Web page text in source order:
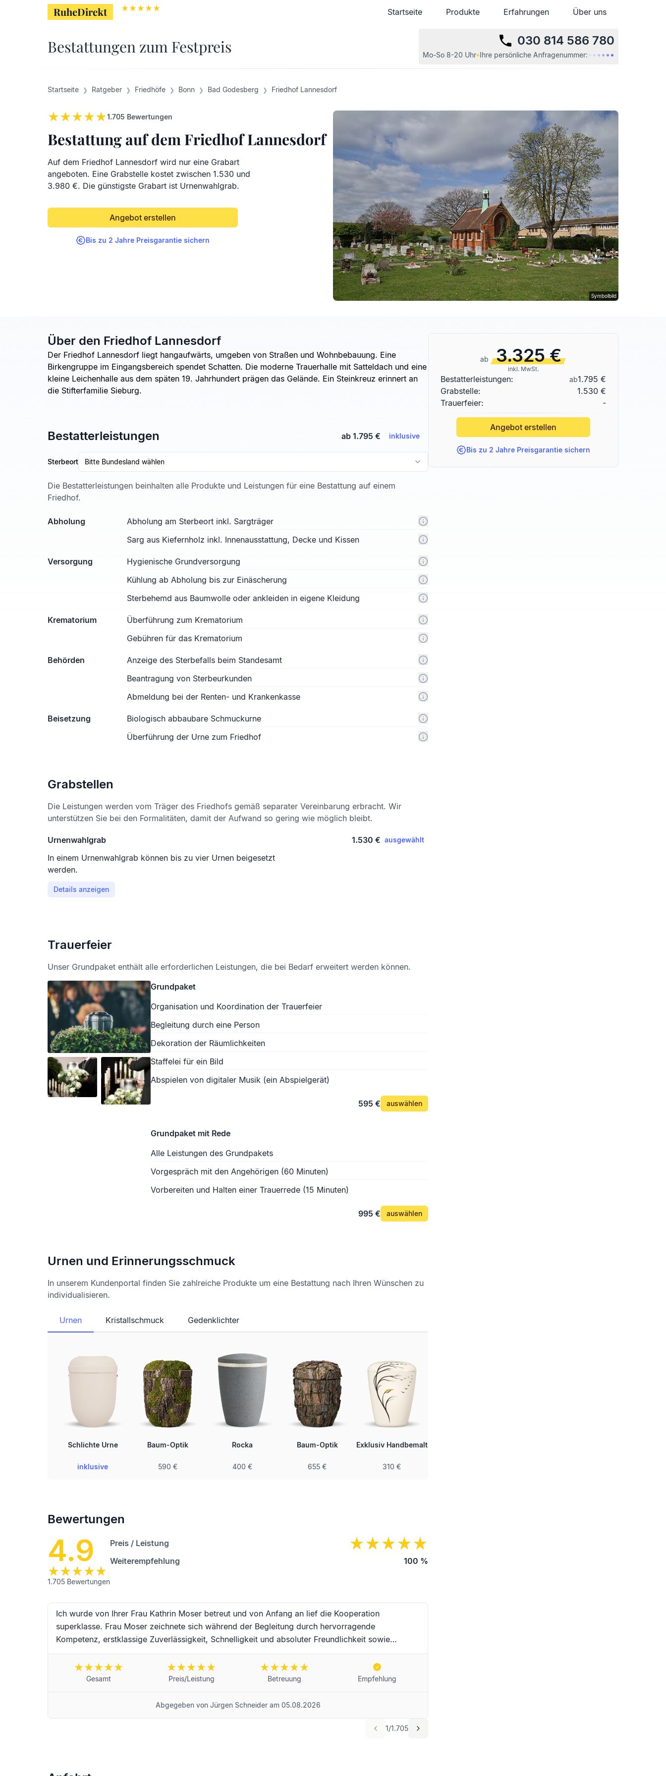
RuheDirekt Startseite Produkte Erfahrungen Über uns
Bestattungen zum Festpreis 030 814 586 780
Mo-So 8-20 Uhr•Ihre persönliche Anfragenummer: • • • • •
RuheDirekt Startseite Produkte Erfahrungen Über uns
Startseite Ratgeber Friedhöfe Bonn Bad Godesberg Friedhof Lannesdorf
1.705 Bewertungen
Bestattung auf dem Friedhof Lannesdorf
Auf dem Friedhof Lannesdorf wird nur eine Grabart
angeboten. Eine Grabstelle kostet zwischen 1.530 und
3.980 €. Die günstigste Grabart ist Urnenwahlgrab.
Angebot erstellen
Bis zu 2 Jahre Preisgarantie sichern
Symbolbild
Über den Friedhof Lannesdorf
Der Friedhof Lannesdorf liegt hangaufwärts, umgeben von Straßen und Wohnbebauung. Eine
Birkengruppe im Eingangsbereich spendet Schatten. Die moderne Trauerhalle mit Satteldach und eine
kleine Leichenhalle aus dem späten 19. Jahrhundert prägen das Gelände. Ein Steinkreuz erinnert an
die Stifterfamilie Sieburg.
Bestatterleistungen ab 1.795 € inklusive
Sterbeort Bitte Bundesland wählen
Die Bestatterleistungen beinhalten alle Produkte und Leistungen für eine Bestattung auf einem
Friedhof.
Abholung
Abholung am Sterbeort inkl. Sargträger
Sarg aus Kiefernholz inkl. Innenausstattung, Decke und Kissen
Versorgung
Hygienische Grundversorgung
Kühlung ab Abholung bis zur Einäscherung
Sterbehemd aus Baumwolle oder ankleiden in eigene Kleidung
Krematorium
Überführung zum Krematorium
Gebühren für das Krematorium
Behörden
Anzeige des Sterbefalls beim Standesamt
Beantragung von Sterbeurkunden
Abmeldung bei der Renten- und Krankenkasse
Beisetzung
Biologisch abbaubare Schmuckurne
Überführung der Urne zum Friedhof
Grabstellen
Die Leistungen werden vom Träger des Friedhofs gemäß separater Vereinbarung erbracht. Wir
unterstützen Sie bei den Formalitäten, damit der Aufwand so gering wie möglich bleibt.
Urnenwahlgrab 1.530 € ausgewählt
In einem Urnenwahlgrab können bis zu vier Urnen beigesetzt
werden.
Details anzeigen
Trauerfeier
Unser Grundpaket enthält alle erforderlichen Leistungen, die bei Bedarf erweitert werden können.
Grundpaket
Organisation und Koordination der Trauerfeier
Begleitung durch eine Person
Dekoration der Räumlichkeiten
Staffelei für ein Bild
Abspielen von digitaler Musik (ein Abspielgerät)
595 € auswählen
Grundpaket mit Rede
Alle Leistungen des Grundpakets
Vorgespräch mit den Angehörigen (60 Minuten)
Vorbereiten und Halten einer Trauerrede (15 Minuten)
995 € auswählen
Urnen und Erinnerungsschmuck
In unserem Kundenportal finden Sie zahlreiche Produkte um eine Bestattung nach Ihren Wünschen zu
individualisieren.
Urnen Kristallschmuck Gedenklichter
Schlichte Urne
inklusive
Baum-Optik
590 €
Rocka
400 €
Baum-Optik
655 €
Exklusiv Handbemalt
310 €
Bewertungen
4.9
1.705 Bewertungen
Preis / Leistung
Weiterempfehlung
100 %
1/1.705
Ich wurde von Ihrer Frau Kathrin Moser betreut und von Anfang an lief die Kooperation
superklasse. Frau Moser zeichnete sich während der Begleitung durch hervorragende
Kompetenz, erstklassige Zuverlässigkeit, Schnelligkeit und absoluter Freundlichkeit sowie
Einfühlungsvermögen aus. Vielen Dank an Frau Moser und das Team für die erstklassige
Begleitung während dieser schwierigen Trauer-Zeit. Für Frau Moser und das Unternehmen
wünsche ich alles erdenklich Gute und werde Sie selbstredend weiterempfehlen! Beste Grüße aus
Gesamt Preis/Leistung Betreuung Empfehlung
Abgegeben von Jürgen Schneideram 05.08.2026
ab 3.325 €
inkl. MwSt.
Bestatterleistungen: ab1.795 €
Grabstelle:
1.530 €
Trauerfeier:
-
Angebot erstellen
Bis zu 2 Jahre Preisgarantie sichern